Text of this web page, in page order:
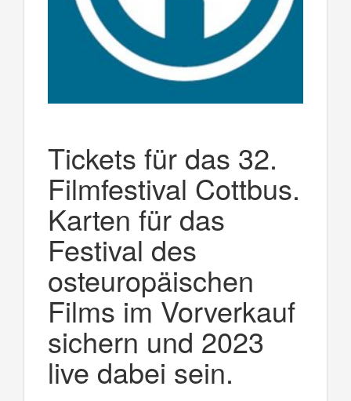
Tickets für das 32.
Filmfestival Cottbus.
Karten für das
Festival des
osteuropäischen
Films im Vorverkauf
sichern und 2023
live dabei sein.